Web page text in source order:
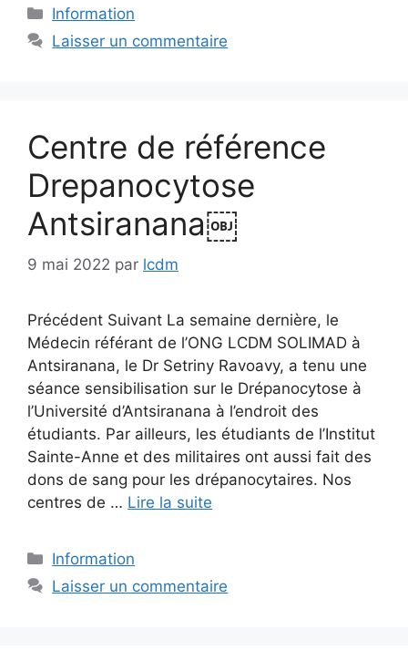
Catégories
Information
Laisser un commentaire
Centre de référence
Drepanocytose
Antsiranana￼
9 mai 2022 par lcdm
Précédent Suivant La semaine dernière, le
Médecin référant de l’ONG LCDM SOLIMAD à
Antsiranana, le Dr Setriny Ravoavy, a tenu une
séance sensibilisation sur le Drépanocytose à
l’Université d’Antsiranana à l’endroit des
étudiants. Par ailleurs, les étudiants de l’Institut
Sainte-Anne et des militaires ont aussi fait des
dons de sang pour les drépanocytaires. Nos
centres de … Lire la suite
Catégories
Information
Laisser un commentaire